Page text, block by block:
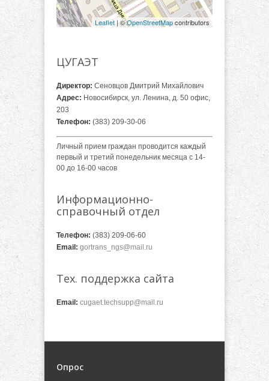
Leaflet | ©OpenStreetMapcontributors
ЦУГАЭТ
Директор: Сеновцов Дмитрий Михайлович
Адрес: Новосибирск, ул. Ленина, д. 50 офис,
203
Телефон: (383) 209-30-06
Личный прием граждан проводится каждый
первый и третий понедельник месяца с 14-
00 до 16-00 часов
Информационно-
справочный отдел
Телефон: (383) 209-06-60
Email: gortrans_ngs@mail.ru
Тех. поддержка сайта
Email: cugaet.techsupp@mail.ru
Опрос